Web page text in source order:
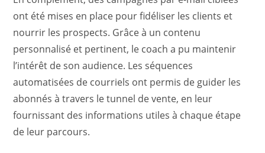
ont été mises en place pour fidéliser les clients et
nourrir les prospects. Grâce à un contenu
personnalisé et pertinent, le coach a pu maintenir
l’intérêt de son audience. Les séquences
automatisées de courriels ont permis de guider les
abonnés à travers le tunnel de vente, en leur
fournissant des informations utiles à chaque étape
de leur parcours.